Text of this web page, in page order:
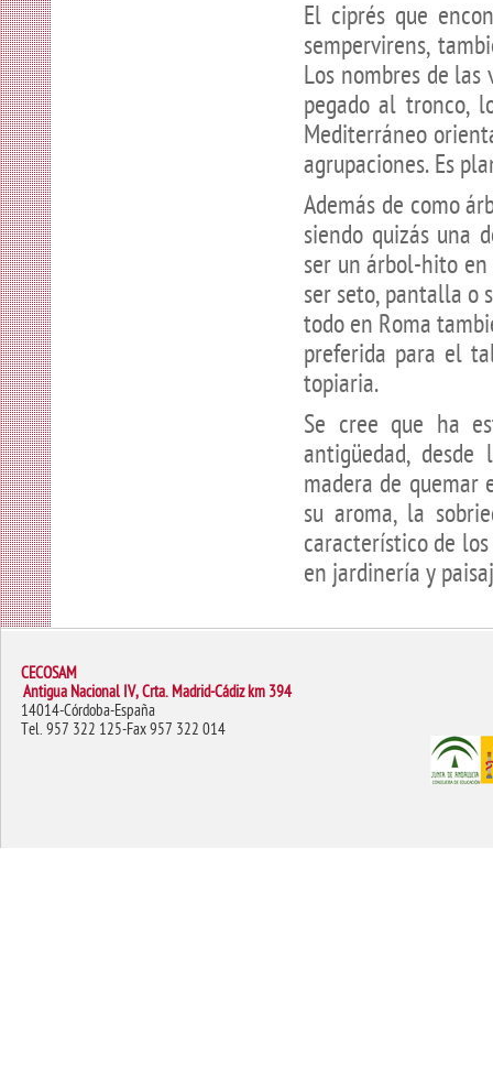
El ciprés que
sempervirens,
Los nombres de
pegado al tronco,
Mediterráneo
agrupaciones. Es
Además de como
siendo quizás una
ser un árbol-hito
ser seto, pantalla o
todo en Roma
preferida para el
topiaria.
Se cree que ha
antigüedad,
madera de quemar
su aroma, la
característico de
en jardinería y
CECOSAM
Antigua Nacional IV, Crta. Madrid-Cádiz km 394
14014-Córdoba-España
Tel. 957 322 125-Fax 957 322 014